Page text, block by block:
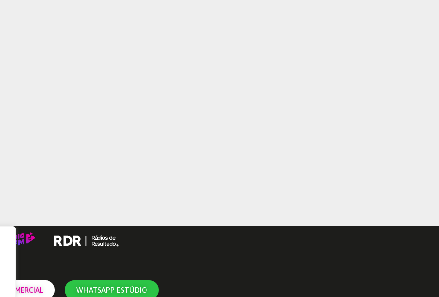
COMERCIAL WHATSAPP ESTÚDIO